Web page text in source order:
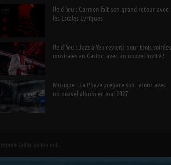
Ile d’Yeu : Carmen fait son grand retour avec
les Escales Lyriques
Ile d’Yeu : Jazz à Yeu revient pour trois soirées
musicales au Casino, avec un nouvel invité !
Musique : La Phaze prépare son retour avec
un nouvel album en mai 2027